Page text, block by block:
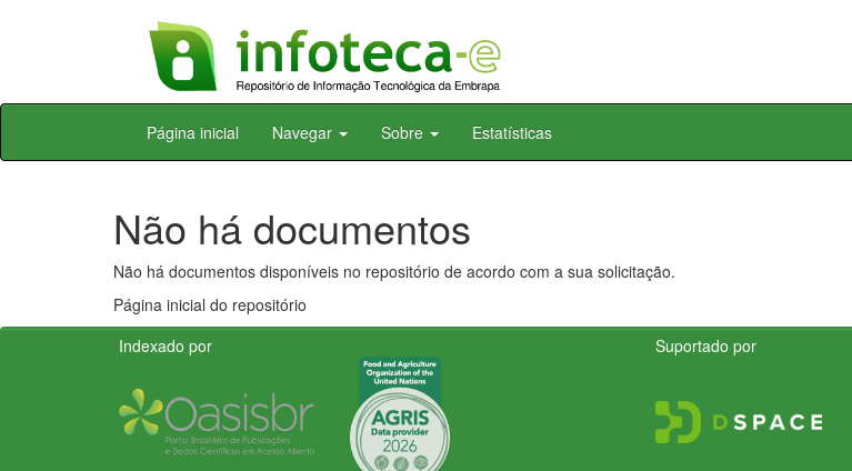
Skip
Página inicial Navegar Sobre Estatísticas
Não há documentos
Não há documentos disponíveis no repositório de acordo com a sua solicitação.
Página inicial do repositório
Indexado por
Suportado por